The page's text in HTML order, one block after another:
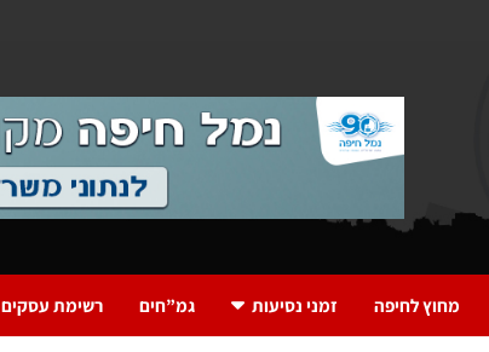
מחוץ לחיפה זמני נסיעות גמ”חים רשימת עסקים